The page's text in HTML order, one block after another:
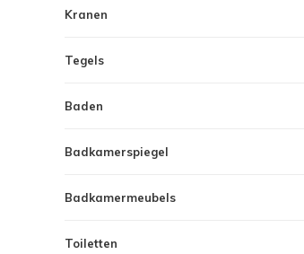
Kranen
Tegels
Baden
Badkamerspiegel
Badkamermeubels
Toiletten